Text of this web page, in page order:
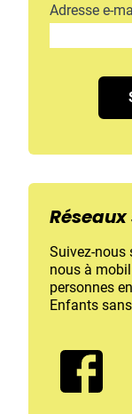
Adresse e-
Suivez-nous
nous à
personnes
Enfants